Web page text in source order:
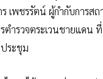
พชรรัตน์ ผู้กำกับการสถ
ตำรวจตระเวนชายแดน
ประชุม